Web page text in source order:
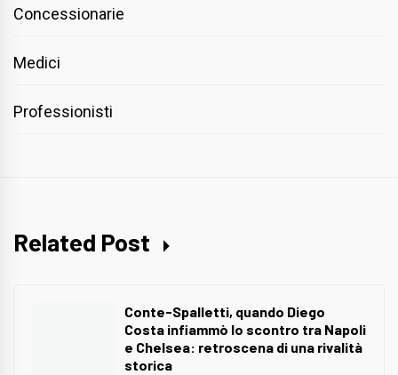
Concessionarie
Medici
Professionisti
Related Post
Conte-Spalletti, quando Diego
Costa infiammò lo scontro tra Napoli
e Chelsea: retroscena di una rivalità
storica